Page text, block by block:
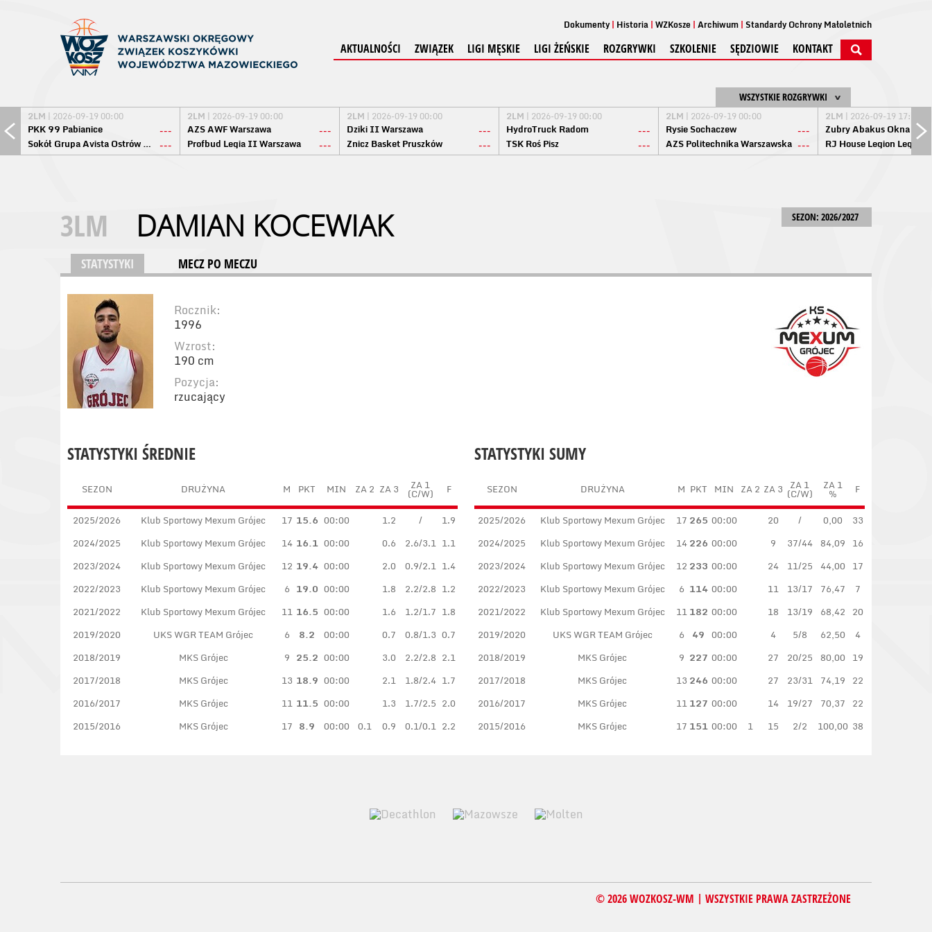
Dokumenty Historia WZKosze Archiwum Standardy Ochrony Małoletnich
AKTUALNOŚCI ZWIĄZEK LIGI MĘSKIE LIGI ŻEŃSKIE ROZGRYWKI SZKOLENIE SĘDZIOWIE KONTAKT
WSZYSTKIE ROZGRYWKI
2LM | 2026-09-19 00:00
PKK 99 Pabianice
---
Sokół Grupa Avista Ostrów Maz. ---
2LM | 2026-09-19 00:00
AZS AWF Warszawa
---
Profbud Legia II Warszawa
---
2LM | 2026-09-19 00:00
Dziki II Warszawa
---
Znicz Basket Pruszków
---
2LM | 2026-09-19 00:00
HydroTruck Radom
---
TSK Roś Pisz
---
2LM | 2026-09-19 00:00
Rysie Sochaczew
---
AZS Politechnika Warszawska ---
2LM | 2026-09-19 17:00
Żubry Abakus Okna
RJ House Legion
SEZON: 2026/2027
3LM DAMIAN KOCEWIAK
STATYSTYKI MECZ PO MECZU
Rocznik:
1996
Wzrost:
190 cm
Pozycja:
rzucający
STATYSTYKI SUMY
SEZON DRUŻYNA M PKT MIN ZA 2 ZA 3 ZA 1
(C/W)
ZA 1
% F
2025/2026 Klub Sportowy Mexum Grójec 17 265 00:00 20 / 0,00
33
2024/2025
Klub Sportowy Mexum Grójec 14 226 00:00 9 37/44 84,09 16
2023/2024
Klub Sportowy Mexum Grójec 12 233 00:00 24 11/25 44,00 17
2022/2023
Klub Sportowy Mexum Grójec 6 114 00:00 11 13/17 76,47
7
2021/2022
Klub Sportowy Mexum Grójec 11 182 00:00 18 13/19 68,42 20
2019/2020
UKS WGR TEAM Grójec 6 49 00:00 4 5/8 62,50
4
2018/2019
MKS Grójec 9 227 00:00 27 20/25 80,00 19
2017/2018
MKS Grójec 13 246 00:00 27 23/31 74,19 22
2016/2017
MKS Grójec 11 127 00:00 14 19/27 70,37 22
2015/2016
MKS Grójec 17 151 00:00 1 15 2/2 100,00 38
STATYSTYKI ŚREDNIE
SEZON DRUŻYNA M PKT MIN ZA 2 ZA 3 ZA 1
(C/W) F
2025/2026 Klub Sportowy Mexum Grójec 17 15.6 00:00 1.2 /
1.9
2024/2025
Klub Sportowy Mexum Grójec 14 16.1 00:00 0.6 2.6/3.1 1.1
2023/2024
Klub Sportowy Mexum Grójec 12 19.4 00:00 2.0 0.9/2.1 1.4
2022/2023
Klub Sportowy Mexum Grójec 6 19.0 00:00 1.8 2.2/2.8 1.2
2021/2022
Klub Sportowy Mexum Grójec 11 16.5 00:00 1.6 1.2/1.7 1.8
2019/2020
UKS WGR TEAM Grójec 6 8.2 00:00 0.7 0.8/1.3 0.7
2018/2019
MKS Grójec 9 25.2 00:00 3.0 2.2/2.8 2.1
2017/2018
MKS Grójec 13 18.9 00:00 2.1 1.8/2.4 1.7
2016/2017
MKS Grójec 11 11.5 00:00 1.3 1.7/2.5 2.0
2015/2016
MKS Grójec 17 8.9 00:00 0.1 0.9 0.1/0.1 2.2
© 2026 WOZKOSZ-WM | WSZYSTKIE PRAWA ZASTRZEŻONE